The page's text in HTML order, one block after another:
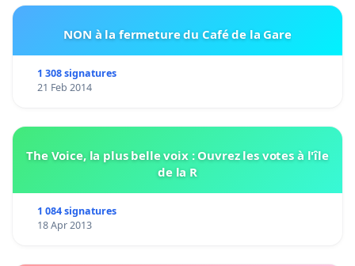
NON à la fermeture du Café de la Gare
1 308 signatures
21 Feb 2014
The Voice, la plus belle voix : Ouvrez les votes à l'île
de la R
1 084 signatures
18 Apr 2013